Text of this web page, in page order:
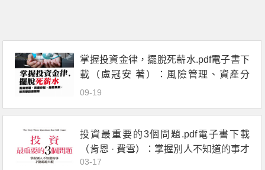
掌握投資金律，擺脫死薪水.pdf電子書下
載（盧冠安 著）：風險管理、資產分
配、趨勢預測，投資賺錢很簡單
09-19
投資最重要的3個問題.pdf電子書下載
（肯恩 · 費雪）：掌握別人不知道的事才
能超越大盤
03-17